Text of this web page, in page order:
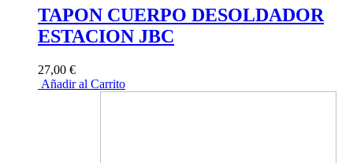
TAPON CUERPO DESOLDADOR
ESTACION JBC
27,00 €
Añadir al Carrito